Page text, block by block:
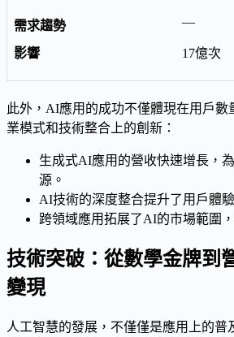
—
17億次
此外，AI應用的成功不僅體現在用戶數
業模式和技術整合上的創新：
生成式AI應用的營收快速增長，
源。
AI技術的深度整合提升了用戶體
跨領域應用拓展了AI的市場範圍
技術突破：從數學金牌到
變現
人工智慧的發展，不僅僅是應用上的普